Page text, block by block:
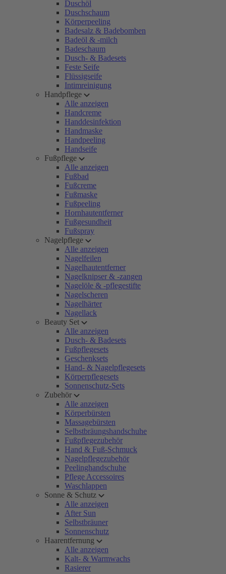
Duschöl
Duschschaum
Körperpeeling
Badesalz & Badebomben
Badeöl & -milch
Badeschaum
Dusch- & Badesets
Feste Seife
Flüssigseife
Intimreinigung
Handpflege
Alle anzeigen
Handcreme
Handdesinfektion
Handmaske
Handpeeling
Handseife
Fußpflege
Alle anzeigen
Fußbad
Fußcreme
Fußmaske
Fußpeeling
Hornhautentferner
Fußgesundheit
Fußspray
Nagelpflege
Alle anzeigen
Nagelfeilen
Nagelhautentferner
Nagelknipser & -zangen
Nagelöle & -pflegestifte
Nagelscheren
Nagelhärter
Nagellack
Beauty Set
Alle anzeigen
Dusch- & Badesets
Fußpflegesets
Geschenksets
Hand- & Nagelpflegesets
Körperpflegesets
Sonnenschutz-Sets
Zubehör
Alle anzeigen
Körperbürsten
Massagebürsten
Selbstbräungshandschuhe
Fußpflegezubehör
Hand & Fuß-Schmuck
Nagelpflegezubehör
Peelinghandschuhe
Pflege Accessoires
Waschlappen
Sonne & Schutz
Alle anzeigen
After Sun
Selbstbräuner
Sonnenschutz
Haarentfernung
Alle anzeigen
Kalt- & Warmwachs
Rasierer